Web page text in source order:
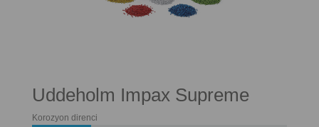
Uddeholm Impax Supreme
Korozyon direnci